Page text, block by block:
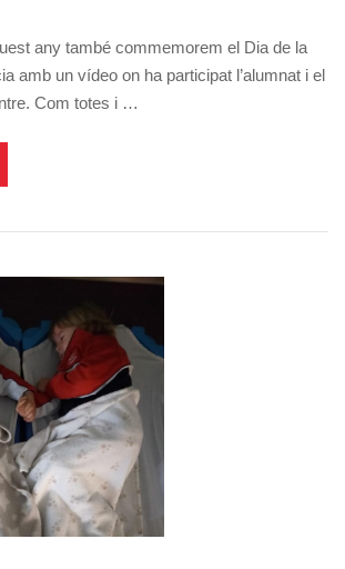
any també commemorem el Dia de la
amb un vídeo on ha participat l’alumnat i el
Com totes i …